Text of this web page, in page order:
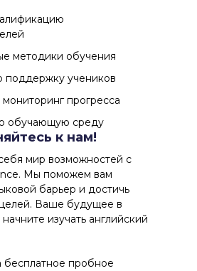
методики обучения
поддержку учеников
прогресса
обучающую среду
к нам!
мир возможностей с
. Мы поможем вам
барьер и достичь
Ваше будущее в
изучать английский
бесплатное пробное